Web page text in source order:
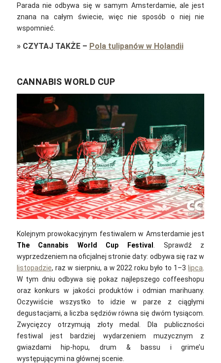
Parada nie odbywa się w samym Amsterdamie, ale jest
znana na całym świecie, więc nie sposób o niej nie
wspomnieć.
» CZYTAJ TAKŻE– Pola tulipanów w Holandii
CANNABIS WORLD CUP
Kolejnym prowokacyjnym festiwalem w Amsterdamie jest
The Cannabis World Cup Festival . Sprawdź z
wyprzedzeniem na oficjalnej stronie daty: odbywa się raz w
listopadzie, raz w sierpniu, a w 2022 roku było to 1–3lipca
W tym dniu odbywa się pokaz najlepszego coffeeshopu
oraz konkurs w jakości produktów i odmian marihuany.
Oczywiście wszystko to idzie w parze z ciągłymi
degustacjami, a liczba sędziów równa się dwóm tysiącom.
Zwycięzcy otrzymują złoty medal. Dla publiczności
festiwal jest bardziej wydarzeniem muzycznym z
gwiazdami hip-hopu, drum & bassu i grime’u
występującymi na głównej scenie.